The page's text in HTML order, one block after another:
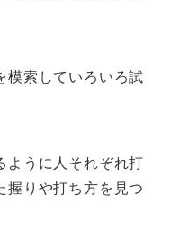
模索していろいろ試
ように人それぞれ打
握りや打ち方を見つ